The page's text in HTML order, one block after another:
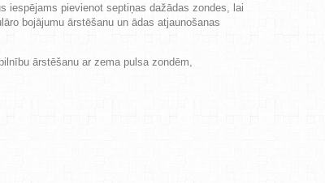
iespējams pievienot septiņas dažādas zondes, lai
bojājumu ārstēšanu un ādas atjaunošanas
ārstēšanu ar zema pulsa zondēm,